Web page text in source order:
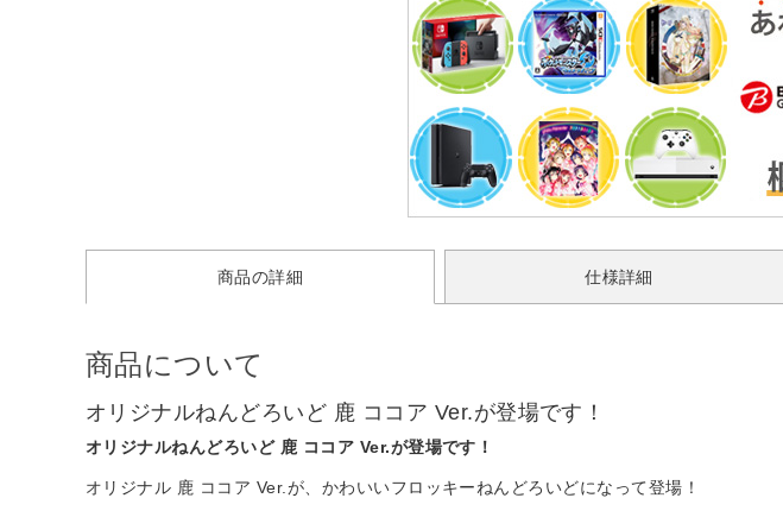
商品の詳細 仕様詳細
商品について
オリジナルねんどろいど 鹿 ココア Ver.が登場です！
オリジナルねんどろいど 鹿 ココア Ver.が登場です！
オリジナル 鹿 ココア Ver.が、かわいいフロッキーねんどろいどになって登場！